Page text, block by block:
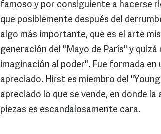
famoso y por consiguiente a hacerse
que posiblemente después del
algo más importante, que es el arte
generación del "Mayo de París" y
imaginación al poder". Fue formada
apreciado. Hirst es miembro del
apreciado lo que se vende, en donde
piezas es escandalosamente cara.